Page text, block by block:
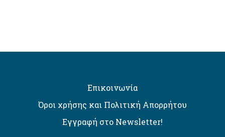
Επικοινωνία
Όροι χρήσης και Πολιτική Απορρήτου
Εγγραφή στο Newsletter!